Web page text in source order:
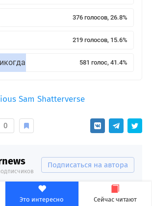
Это интересно Сейчас читают
376 голосов, 26.8%
219 голосов, 15.6%
581 голос, 41.4%
Sam Shatterverse
0
Подписаться на автора